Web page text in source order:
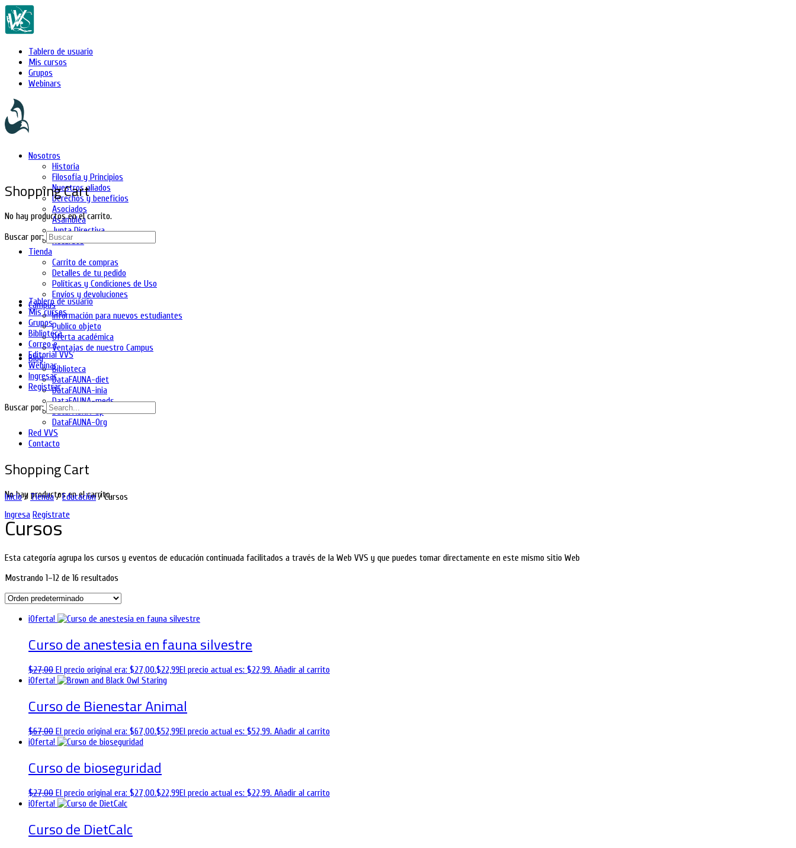
Tablero de usuario
Mis cursos
Grupos
Webinars
Nosotros
Historia
Filosofía y Principios
Nuestros aliados
Derechos y beneficios
Asociados
Asamblea
Junta Directiva
Recursos
Tienda
Carrito de compras
Detalles de tu pedido
Políticas y Condiciones de Uso
Envíos y devoluciones
Campus
Información para nuevos estudiantes
Publico objeto
Oferta académica
Ventajas de nuestro Campus
Blog
Biblioteca
DataFAUNA-diet
DataFAUNA-inia
DataFAUNA-meds
DataFAUNA-sp
DataFAUNA-Org
Red VVS
Contacto
Shopping Cart
No hay productos en el carrito.
Ingresa Regístrate
Shopping Cart
No hay productos en el carrito.
Buscar por:
Tablero de usuario
Mis cursos
Grupos
Biblioteca
Correo e
Editorial VVS
Webinar
Ingresar
Registrar
Buscar por:
Inicio/ Tienda/Educación/ Cursos
Cursos
Esta categoría agrupa los cursos y eventos de educación continuada facilitados a través de la Web VVS y que puedes tomar directamente en este mismo sitio Web
Mostrando 1–12 de 16 resultados
¡Oferta!
Curso de anestesia en fauna silvestre
$27,00 El precio original era: $27,00.$22,99El precio actual es: $22,99. Añadir al carrito
¡Oferta!
Curso de Bienestar Animal
$67,00 El precio original era: $67,00.$52,99El precio actual es: $52,99. Añadir al carrito
¡Oferta!
Curso de bioseguridad
$27,00 El precio original era: $27,00.$22,99El precio actual es: $22,99. Añadir al carrito
¡Oferta!
Curso de DietCalc